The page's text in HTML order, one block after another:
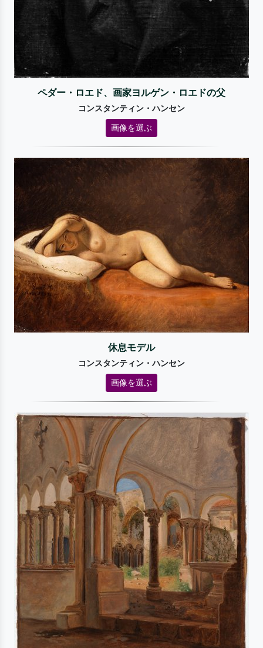
ペダー・ロエド、画家ヨルゲン・ロエドの父
コンスタンティン・ハンセン
画像を選ぶ
休息モデル
コンスタンティン・ハンセン
画像を選ぶ